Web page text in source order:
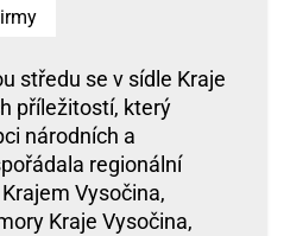
středu se v sídle Kraje
příležitostí, který
národních a
regionální
Vysočina,
Kraje Vysočina,